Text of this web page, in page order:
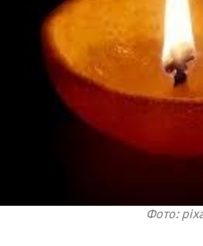
Фото: